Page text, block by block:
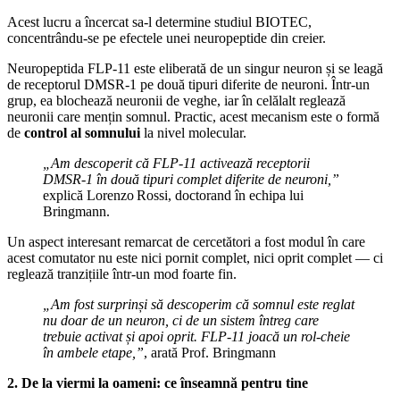
Acest lucru a încercat sa-l determine studiul BIOTEC,
concentrându-se pe efectele unei neuropeptide din creier.
Neuropeptida FLP‑11 este eliberată de un singur neuron și se leagă
de receptorul DMSR‑1 pe două tipuri diferite de neuroni. Într-un
grup, ea blochează neuronii de veghe, iar în celălalt reglează
neuronii care mențin somnul. Practic, acest mecanism este o formă
de control al somnului la nivel molecular.
„Am descoperit că FLP‑11 activează receptorii
DMSR‑1 în două tipuri complet diferite de neuroni,”
explică Lorenzo Rossi, doctorand în echipa lui
Bringmann.
Un aspect interesant remarcat de cercetători a fost modul în care
acest comutator nu este nici pornit complet, nici oprit complet — ci
reglează tranzițiile într-un mod foarte fin.
„Am fost surprinși să descoperim că somnul este reglat
nu doar de un neuron, ci de un sistem întreg care
trebuie activat și apoi oprit. FLP‑11 joacă un rol-cheie
în ambele etape,”, arată Prof. Bringmann
2. De la viermi la oameni: ce înseamnă pentru tine